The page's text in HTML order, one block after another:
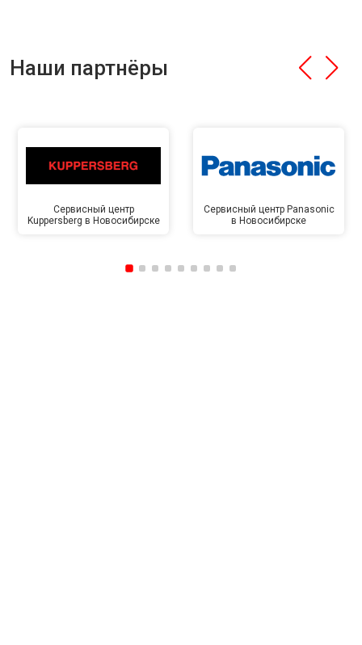
Наши партнёры
Сервисный центр
Kuppersberg в Новосибирске
Сервисный центр Panasonic
в Новосибирске